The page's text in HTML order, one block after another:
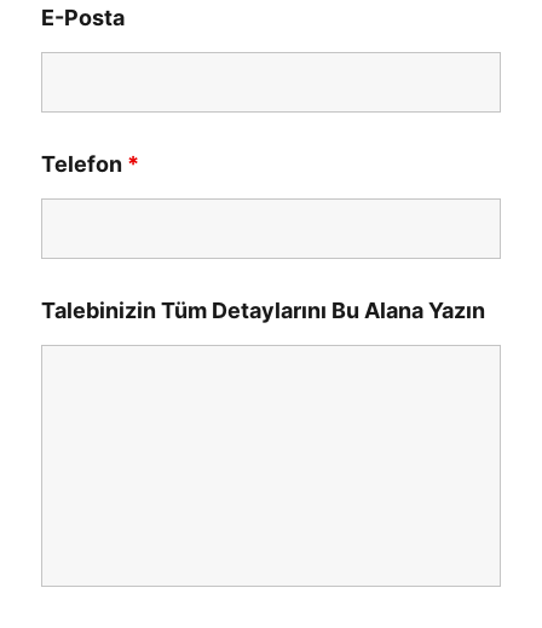
E-Posta
Telefon *
Talebinizin Tüm Detaylarını Bu Alana Yazın